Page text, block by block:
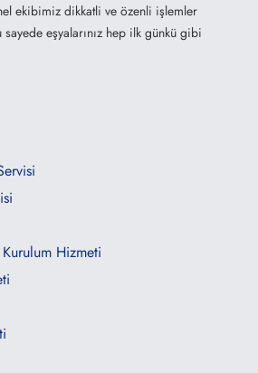
ekibimiz dikkatli ve özenli işlemler
eşyalarınız hep ilk günkü gibi
Hizmeti